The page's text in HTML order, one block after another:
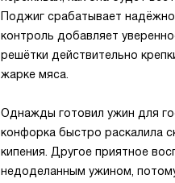
Поджиг срабатывает надёжно
контроль добавляет
решётки действительно
жарке мяса.
Однажды готовил ужин для
конфорка быстро раскалила
кипения. Другое приятное
недоделанным ужином,